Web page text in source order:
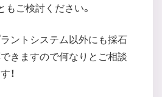
もご検討ください。
ントシステム以外にも採石
きますので何なりとご相談
！